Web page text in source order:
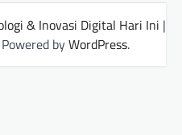
& Inovasi Digital Hari Ini |
byWordPress.